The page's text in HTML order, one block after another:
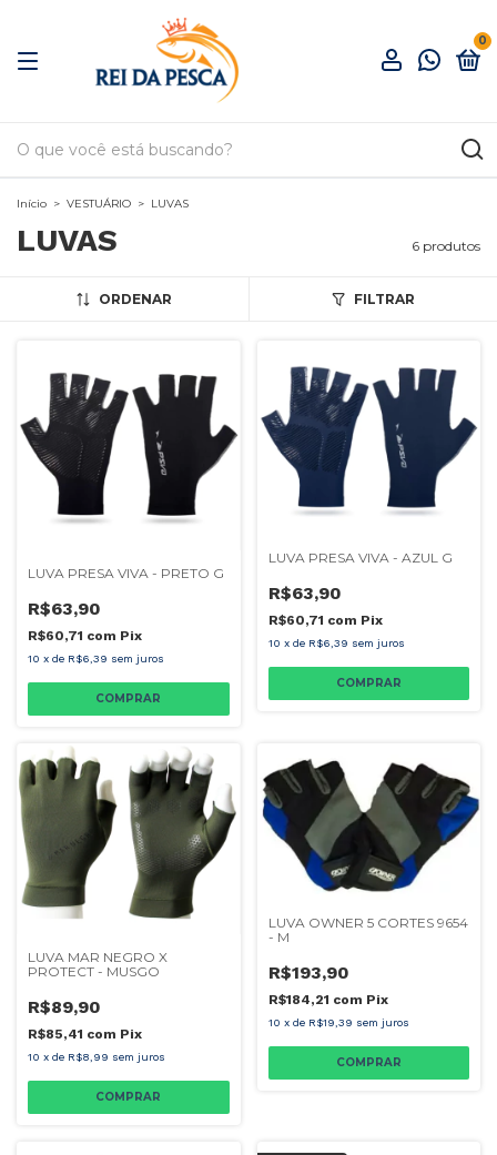
0
Início > VESTUÁRIO > LUVAS
LUVAS 6 produtos
ORDENAR FILTRAR
LUVA PRESA VIVA - PRETO G
R$63,90
R$60,71 com Pix
10 x de R$6,39 sem juros
LUVA PRESA VIVA - AZUL G
R$63,90
R$60,71 com Pix
10 x de R$6,39 sem juros
LUVA MAR NEGRO X
PROTECT - MUSGO
R$89,90
R$85,41 com Pix
10 x de R$8,99 sem juros
COMPRAR
LUVA OWNER 5 CORTES 9654
- M
R$193,90
R$184,21 com Pix
10 x de R$19,39 sem juros
COMPRAR